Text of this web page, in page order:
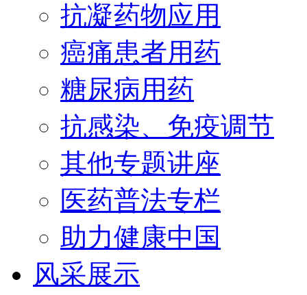
抗凝药物应用
癌痛患者用药
糖尿病用药
抗感染、免疫调节
其他专题讲座
医药普法专栏
助力健康中国
风采展示